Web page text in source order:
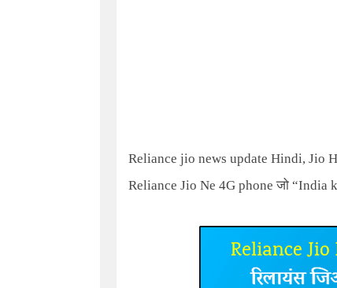
Reliance jio news update Hindi, Jio
Reliance Jio Ne 4G phoneजो “India